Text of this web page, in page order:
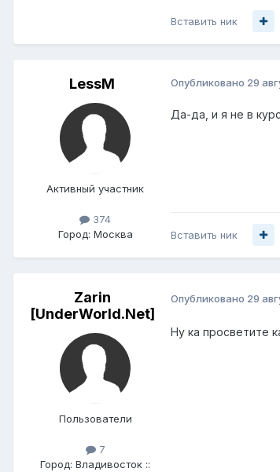
Вставить ник
LessM
Активный участник
374
Город: Москва
Опубликовано 29
Да-да, и я не в
Вставить ник
Zarin
[UnderWorld.Net]
Пользователи
7
Город: Владивосток ::
Опубликовано 29
Ну ка просветите